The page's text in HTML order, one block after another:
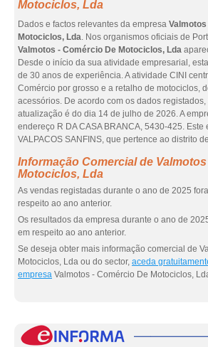
Motociclos, Lda
Dados e factos relevantes da empresa
Motociclos, Lda. Nos organismos oficiais de
Valmotos - Comércio De Motociclos, Lda
Desde o início da sua atividade empresarial,
de 30 anos de experiência. A atividade CINI
Comércio por grosso e a retalho de motociclos,
acessórios. De acordo com os dados
atualização é do dia 14 de julho de 2026. A
endereço R DA CASA BRANCA, 5430-425. Este
VALPACOS SANFINS, que pertence ao distrito
Informação Comercial de
Motociclos, Lda
As vendas registadas durante o ano de 2025
respeito ao ano anterior.
Os resultados da empresa durante o ano de
em respeito ao ano anterior.
Se deseja obter mais informação comercial de
Motociclos, Lda ou do sector, aceda
empresa Valmotos - Comércio De Motociclos,